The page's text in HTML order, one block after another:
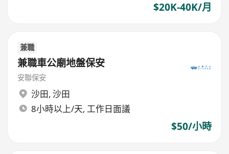
$20K-40K/月
兼職
兼職車公廟地盤保安
安聯保安
沙田, 沙田
8小時以上/天, 工作日面議
$50/小時